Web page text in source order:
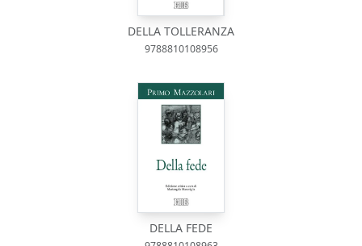
DELLA TOLLERANZA
9788810108956
DELLA FEDE